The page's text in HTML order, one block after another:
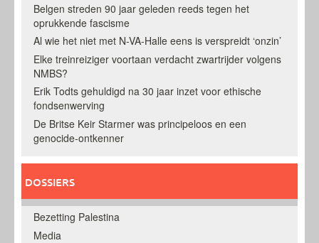
Belgen streden 90 jaar geleden reeds tegen het
oprukkende fascisme
Al wie het niet met N-VA-Halle eens is verspreidt ‘onzin’
Elke treinreiziger voortaan verdacht zwartrijder volgens
NMBS?
Erik Todts gehuldigd na 30 jaar inzet voor ethische
fondsenwerving
De Britse Keir Starmer was principeloos en een
genocide-ontkenner
DOSSIERS
Bezetting Palestina
Media